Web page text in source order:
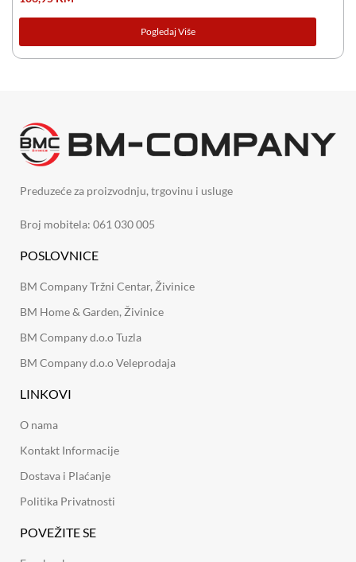
Pogledaj Više
Preduzeće za proizvodnju, trgovinu i usluge
Broj mobitela: 061 030 005
POSLOVNICE
BM Company Tržni Centar, Živinice
BM Home & Garden, Živinice
BM Company d.o.o Tuzla
BM Company d.o.o Veleprodaja
LINKOVI
O nama
Kontakt Informacije
Dostava i Plaćanje
Politika Privatnosti
POVEŽITE SE